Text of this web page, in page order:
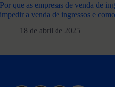
Por que as empresas de venda de
impedir a venda de ingressos e
18 de abril de 2025